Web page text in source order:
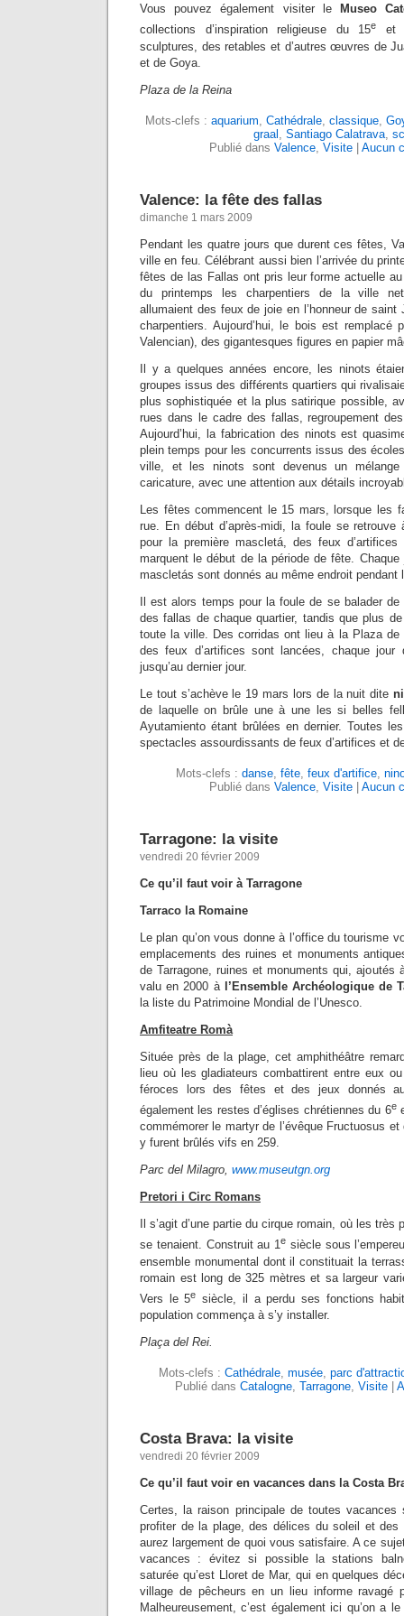
Vous pouvez également visiter le
Museo
collections d’inspiration religieuse du 15e
et
sculptures, des retables et d’autres œuvres de
et de Goya.
Plaza de la Reina
Mots-clefs : aquarium Cathédrale classique
graal
Santiago Calatrava,
Publié dans Valence Visite Aucun
Valence: la fête des fallas
dimanche 1 mars 2009
Pendant les quatre jours que durent ces fêtes,
ville en feu. Célébrant aussi bien l’arrivée du
fêtes de las Fallas ont pris leur forme actuelle au
du printemps les charpentiers de la ville
allumaient des feux de joie en l’honneur de
charpentiers. Aujourd’hui, le bois est remplacé
Valencian), des gigantesques figures en papier
Il y a quelques années encore, les ninots
groupes issus des différents quartiers qui
plus sophistiquée et la plus satirique possible,
rues dans le cadre des fallas, regroupement
Aujourd’hui, la fabrication des ninots est
plein temps pour les concurrents issus des
ville, et les ninots sont devenus un mélange
caricature, avec une attention aux détails
Les fêtes commencent le 15 mars, lorsque les
rue. En début d’après-midi, la foule se
pour la première mascletá, des feux d’artifices
marquent le début de la période de fête.
mascletás sont donnés au même endroit pendant
Il est alors temps pour la foule de se balader
des fallas de chaque quartier, tandis que plus
toute la ville. Des corridas ont lieu à la Plaza
des feux d’artifices sont lancées, chaque
jusqu’au dernier jour.
Le tout s’achève le 19 mars lors de la nuit dite
de laquelle on brûle une à une les si belles
Ayutamiento étant brûlées en dernier. Toutes
spectacles assourdissants de feux d’artifices et
Mots-clefs : danse, fête, feux d'artifice,
Publié dans Valence Visite Aucun
Tarragone: la visite
vendredi 20 février 2009
Ce qu’il faut voir à Tarragone
Tarraco la Romaine
Le plan qu’on vous donne à l’office du tourisme
emplacements des ruines et monuments
de Tarragone, ruines et monuments qui,
valu en 2000 à
l’Ensemble Archéologique de
la liste du Patrimoine Mondial de l’Unesco.
Amfiteatre Romà
Située près de la plage, cet amphithéâtre
lieu où les gladiateurs combattirent entre eux
féroces lors des fêtes et des jeux donnés
également les restes d’églises chrétiennes du 6e
commémorer le martyr de l’évêque Fructuosus
y furent brûlés vifs en 259.
Parc del Milagro, www.museutgn.org
Pretori i Circ Romans
Il s’agit d’une partie du cirque romain, où les
se tenaient. Construit au 1e siècle sous
ensemble monumental dont il constituait la
romain est long de 325 mètres et sa largeur
Vers le 5e siècle, il a perdu ses fonctions
population commença à s’y installer.
Plaça del Rei.
Mots-clefs : Cathédrale, musée, parc
Publié dans Catalogne, Tarragone, Visite|
Costa Brava: la visite
vendredi 20 février 2009
Ce qu’il faut voir en vacances dans la Costa
Certes, la raison principale de toutes
profiter de la plage, des délices du soleil et
aurez largement de quoi vous satisfaire. A ce
vacances : évitez si possible la stations
saturée qu’est Lloret de Mar, qui en quelques
village de pêcheurs en un lieu informe ravagé
Malheureusement, c’est également ici qu’on a